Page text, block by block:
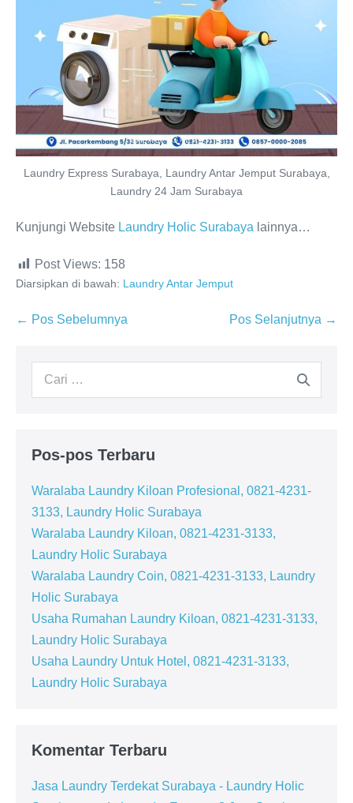
Laundry Express Surabaya, Laundry Antar Jemput Surabaya,
Laundry 24 Jam Surabaya
Kunjungi Website Laundry Holic Surabaya lainnya…
Post Views: 158
Diarsipkan di bawah: Laundry Antar Jemput
Navigasi
← Pos Sebelumnya Pos Selanjutnya →
Pencarian
Pos-pos Terbaru
Waralaba Laundry Kiloan Profesional, 0821-4231-
3133, Laundry Holic Surabaya
Waralaba Laundry Kiloan, 0821-4231-3133,
Laundry Holic Surabaya
Waralaba Laundry Coin, 0821-4231-3133, Laundry
Holic Surabaya
Usaha Rumahan Laundry Kiloan, 0821-4231-3133,
Laundry Holic Surabaya
Usaha Laundry Untuk Hotel, 0821-4231-3133,
Laundry Holic Surabaya
Komentar Terbaru
Jasa Laundry Terdekat Surabaya - Laundry Holic